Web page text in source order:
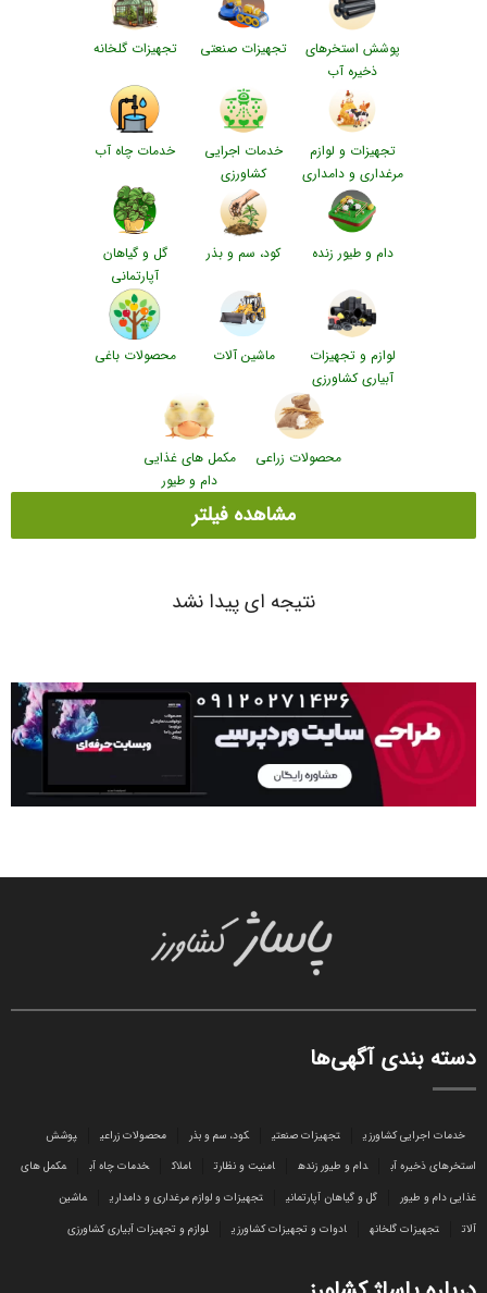
پوشش استخرهای
ذخیره آب
تجهیزات صنعتی تجهیزات گلخانه
تجهیزات و لوازم
مرغداری و دامداری
خدمات اجرایی
کشاورزی
خدمات چاه آب
دام و طیور زنده کود، سم و بذر
گل و گیاهان
آپارتمانی
لوازم و تجهیزات
آبیاری کشاورزی
ماشین آلات محصولات باغی
محصولات زراعی
مکمل های غذایی
دام و طیور
مشاهده فیلتر
نتیجه ای پیدا نشد
دسته بندی آگهی‌ها
خدمات اجرایی کشاورزی تجهیزات صنعتی کود، سم و بذر محصولات زراعی
پوشش
استخرهای ذخیره آب
دام و طیور زنده امنیت و نظارت املاک خدمات چاه آب
مکمل های
غذایی دام و طیور
گل و گیاهان آپارتمانی تجهیزات و لوازم مرغداری و دامداری
ماشین
آلات
تجهیزات گلخانه ادوات و تجهیزات کشاورزی لوازم و تجهیزات آبیاری کشاورزی